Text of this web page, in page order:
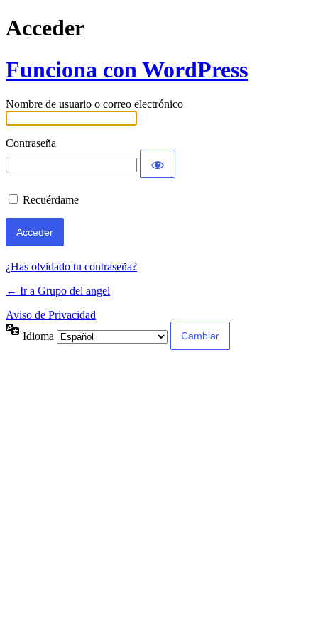
Acceder
Funciona con WordPress
Nombre de usuario o correo electrónico
Contraseña
Recuérdame
¿Has olvidado tu contraseña?
← Ir a Grupo del angel
Aviso de Privacidad
Idioma